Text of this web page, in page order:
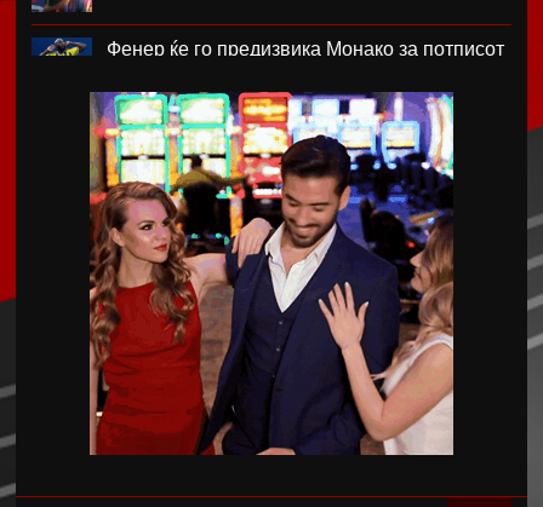
Фенер ќе го предизвика Монако за потписот
Челзи убедливо го надигра Милан во
Австралија
Кенан Јилдиз на листата на желби на
Арсенал
Фисник Аслани не ги мина лекарските
прегледи во РБ Лајпциг
Интер подобар од Јуве во тест меч во Перт